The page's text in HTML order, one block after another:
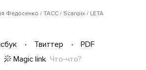
Федосенко / ТАСС / Scanpix / LETA
Твиттер
PDF
Magic link Что-что?